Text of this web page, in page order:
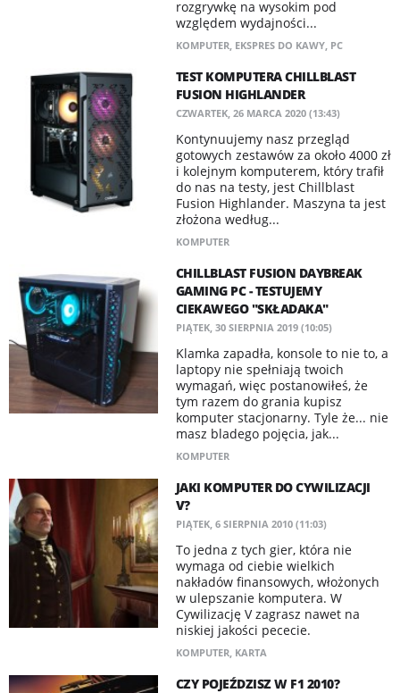
rozgrywkę na wysokim pod
względem wydajności...
KOMPUTER, EKSPRES DO KAWY, PC
TEST KOMPUTERA CHILLBLAST
FUSION HIGHLANDER
CZWARTEK, 26 MARCA 2020 (13:43)
Kontynuujemy nasz przegląd
gotowych zestawów za około 4000 zł
i kolejnym komputerem, który trafił
do nas na testy, jest Chillblast
Fusion Highlander. Maszyna ta jest
złożona według...
KOMPUTER
CHILLBLAST FUSION DAYBREAK
GAMING PC - TESTUJEMY
CIEKAWEGO "SKŁADAKA"
PIĄTEK, 30 SIERPNIA 2019 (10:05)
Klamka zapadła, konsole to nie to, a
laptopy nie spełniają twoich
wymagań, więc postanowiłeś, że
tym razem do grania kupisz
komputer stacjonarny. Tyle że... nie
masz bladego pojęcia, jak...
KOMPUTER
JAKI KOMPUTER DO CYWILIZACJI
V?
PIĄTEK, 6 SIERPNIA 2010 (11:03)
To jedna z tych gier, która nie
wymaga od ciebie wielkich
nakładów finansowych, włożonych
w ulepszanie komputera. W
Cywilizację V zagrasz nawet na
niskiej jakości pececie.
KOMPUTER, KARTA
CZY POJEŹDZISZ W F1 2010?